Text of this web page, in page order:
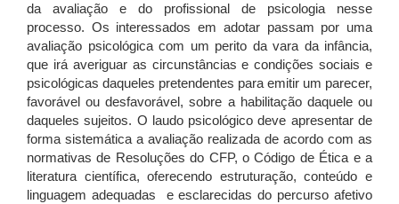
da avaliação e do profissional de psicologia nesse
processo. Os interessados em adotar passam por uma
avaliação psicológica com um perito da vara da infância,
que irá averiguar as circunstâncias e condições sociais e
psicológicas daqueles pretendentes para emitir um parecer,
favorável ou desfavorável, sobre a habilitação daquele ou
daqueles sujeitos. O laudo psicológico deve apresentar de
forma sistemática a avaliação realizada de acordo com as
normativas de Resoluções do CFP, o Código de Ética e a
literatura científica, oferecendo estruturação, conteúdo e
linguagem adequadas e esclarecidas do percurso afetivo